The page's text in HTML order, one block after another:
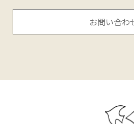
お問い合わ